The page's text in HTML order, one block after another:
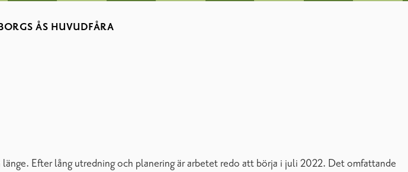
ÅS HUVUDFÅRA
Efter lång utredning och planering är arbetet redo att börja i juli 2022. Det omfattande